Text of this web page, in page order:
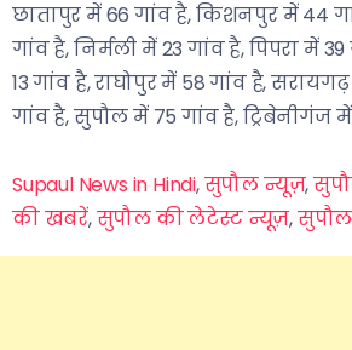
छातापुर में 66 गांव है, किशनपुर में 44
गांव है, निर्मली में 23 गांव है, पिपरा में
13 गांव है, राघोपुर में 58 गांव है,
गांव है, सुपौल में 75 गांव है, ट्रिबेनीगंज
Supaul News in Hindi,सुपौल न्यूज़,
की खबरें,सुपौल की लेटेस्ट न्यूज़,